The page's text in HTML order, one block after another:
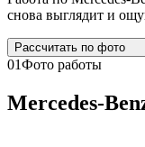
снова выглядит и
Рассчитать по фото
01Фото работы
Mercedes-